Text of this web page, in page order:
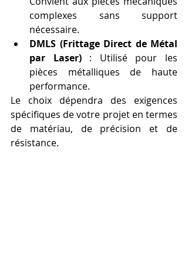
complexes sans support
nécessaire.
DMLS (Frittage Direct de Métal
par Laser) : Utilisé pour les
pièces métalliques de haute
performance.
Le choix dépendra des exigences
spécifiques de votre projet en termes
de matériau, de précision et de
résistance.